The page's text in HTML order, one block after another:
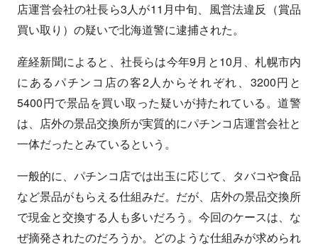
店運営会社の社長ら3人が11月中旬、風営法違反（賞品
買い取り）の疑いで北海道警に逮捕された。
産経新聞によると、社長らは今年9月と10月、札幌市内
にあるパチンコ店の客2人からそれぞれ、3200円と
5400円で景品を買い取った疑いが持たれている。道警
は、店外の景品交換所が実質的にパチンコ店運営会社と
一体だったとみているという。
一般的に、パチンコ店では出玉に応じて、タバコや食品
など景品がもらえる仕組みだ。だが、店外の景品交換所
で現金と交換する人も多いだろう。今回のケースは、な
ぜ摘発されたのだろうか。どのような仕組みが求められ